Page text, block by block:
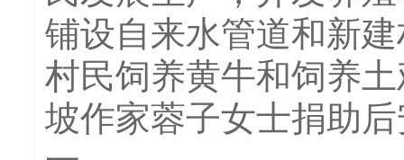
铺设自来水管道和新
村民饲养黄牛和饲养
坡作家蓉子女士捐助